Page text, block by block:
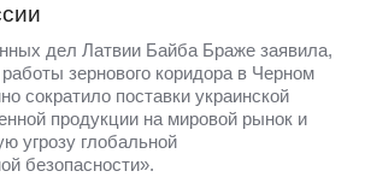
дел Латвии Байба Браже заявила,
зернового коридора в Черном
сократило поставки украинской
продукции на мировой рынок и
угрозу глобальной
безопасности».